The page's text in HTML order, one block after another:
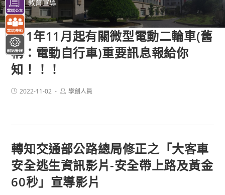
> 教育宣導
111年11月起有關微型電動二輪車(舊
稱：電動自行車)重要訊息報給你
知！！！
Post2022-11-02
Post學創人員
轉知交通部公路總局修正之「大客車
安全逃生資訊影片-安全帶上路及黃金
60秒」宣導影片